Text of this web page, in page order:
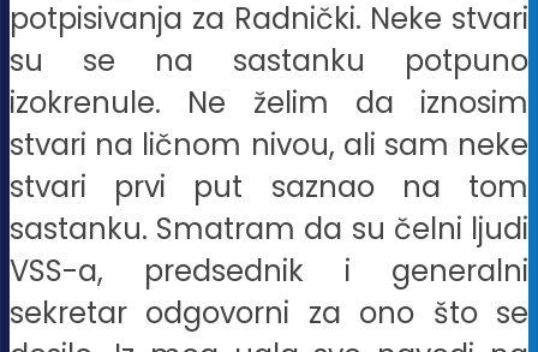
potpisivanja za Radnički. Neke stvari
su se na sastanku potpuno
izokrenule. Ne želim da iznosim
stvari na ličnom nivou, ali sam neke
stvari prvi put saznao na tom
sastanku. Smatram da su čelni ljudi
VSS-a, predsednik i generalni
sekretar odgovorni za ono što se